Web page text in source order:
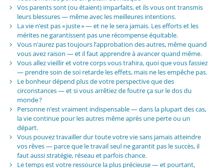
Vos parents sont (ou étaient) imparfaits, et ils vous ont transmis
leurs blessures — même avec les meilleures intentions.
La vie n’est pas « juste » — et ne le sera jamais. Les efforts et les
mérites ne garantissent pas une récompense équitable.
Vous n’aurez pas toujours l’approbation des autres, même quand
vous avez raison — et il faut apprendre à avancer quand même.
Vous allez vieillir et votre corps vous trahira, quoi que vous fassiez
— prendre soin de soi retarde les effets, mais ne les empêche pas.
Le bonheur dépend plus de votre perspective que des
circonstances — et si vous arrêtiez de foutre ça sur le dos du
monde ?
Personne n’est vraiment indispensable — dans la plupart des cas,
la vie continue pour les autres même après une perte ou un
départ.
Vous pouvez travailler dur toute votre vie sans jamais atteindre
vos rêves — parce que le travail seul ne garantit pas le succès, il
faut aussi stratégie, réseau et parfois chance.
Le temps est votre ressource la plus précieuse — et pourtant,